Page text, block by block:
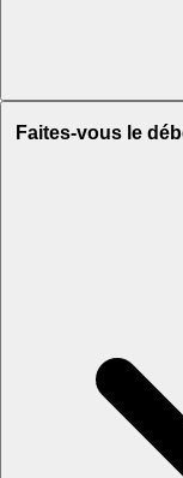
Faites-vous le